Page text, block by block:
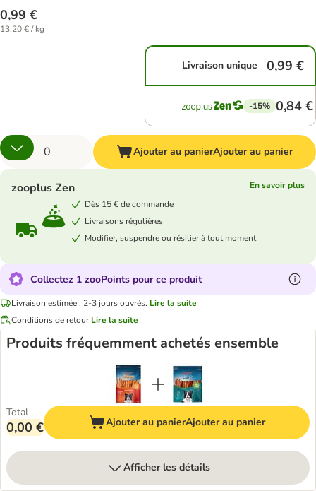
0,99 €
13,20 € / kg
Livraison unique 0,99 €
-15% 0,84 €
Ajouter au panierAjouter au panier
zooplus Zen
En savoir plus
Dès 15 € de commande
Livraisons régulières
Modifier, suspendre ou résilier à tout moment
Collectez 1 zooPoints pour ce produit
Livraison estimée : 2-3 jours ouvrés. Lire la suite
Conditions de retour Lire la suite
Produits fréquemment achetés ensemble
Total
0,00 € Ajouter au panierAjouter au panier
Afficher les détails